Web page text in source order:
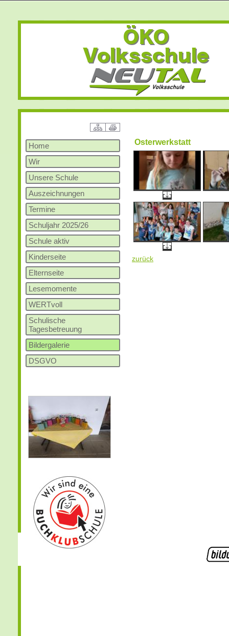
Home
Wir
Unsere Schule
Auszeichnungen
Termine
Schuljahr 2025/26
Schule aktiv
Kinderseite
Elternseite
Lesemomente
WERTvoll
Schulische
Tagesbetreuung
Bildergalerie
DSGVO
Osterwerkstatt
zurück